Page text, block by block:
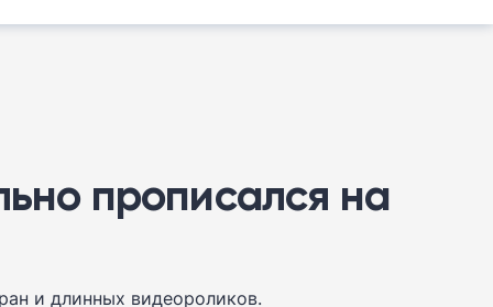
прописался на
и длинных видеороликов.